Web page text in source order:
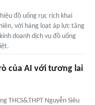
đồ uống rục rịch khai
với hàng loạt áp lực tăng
doanh dịch vụ đồ uống
của AI với tương lai
THCS&THPT Nguyễn Siêu